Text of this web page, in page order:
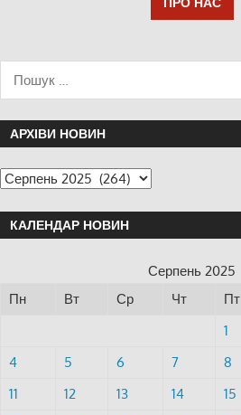
АРХІВИ НОВИН
КАЛЕНДАР НОВИН
Серпень 2025
Пн
Вт Ср Чт Пт
1
4
5 6 7 8
11
12 13 14 15